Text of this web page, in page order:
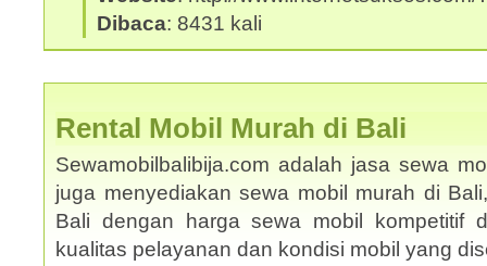
Dibaca: 8431 kali
Rental Mobil Murah di Bali
Sewamobilbalibija.com adalah jasa sewa
juga menyediakan sewa mobil murah di
Bali dengan harga sewa mobil kompetitif
kualitas pelayanan dan kondisi mobil yang